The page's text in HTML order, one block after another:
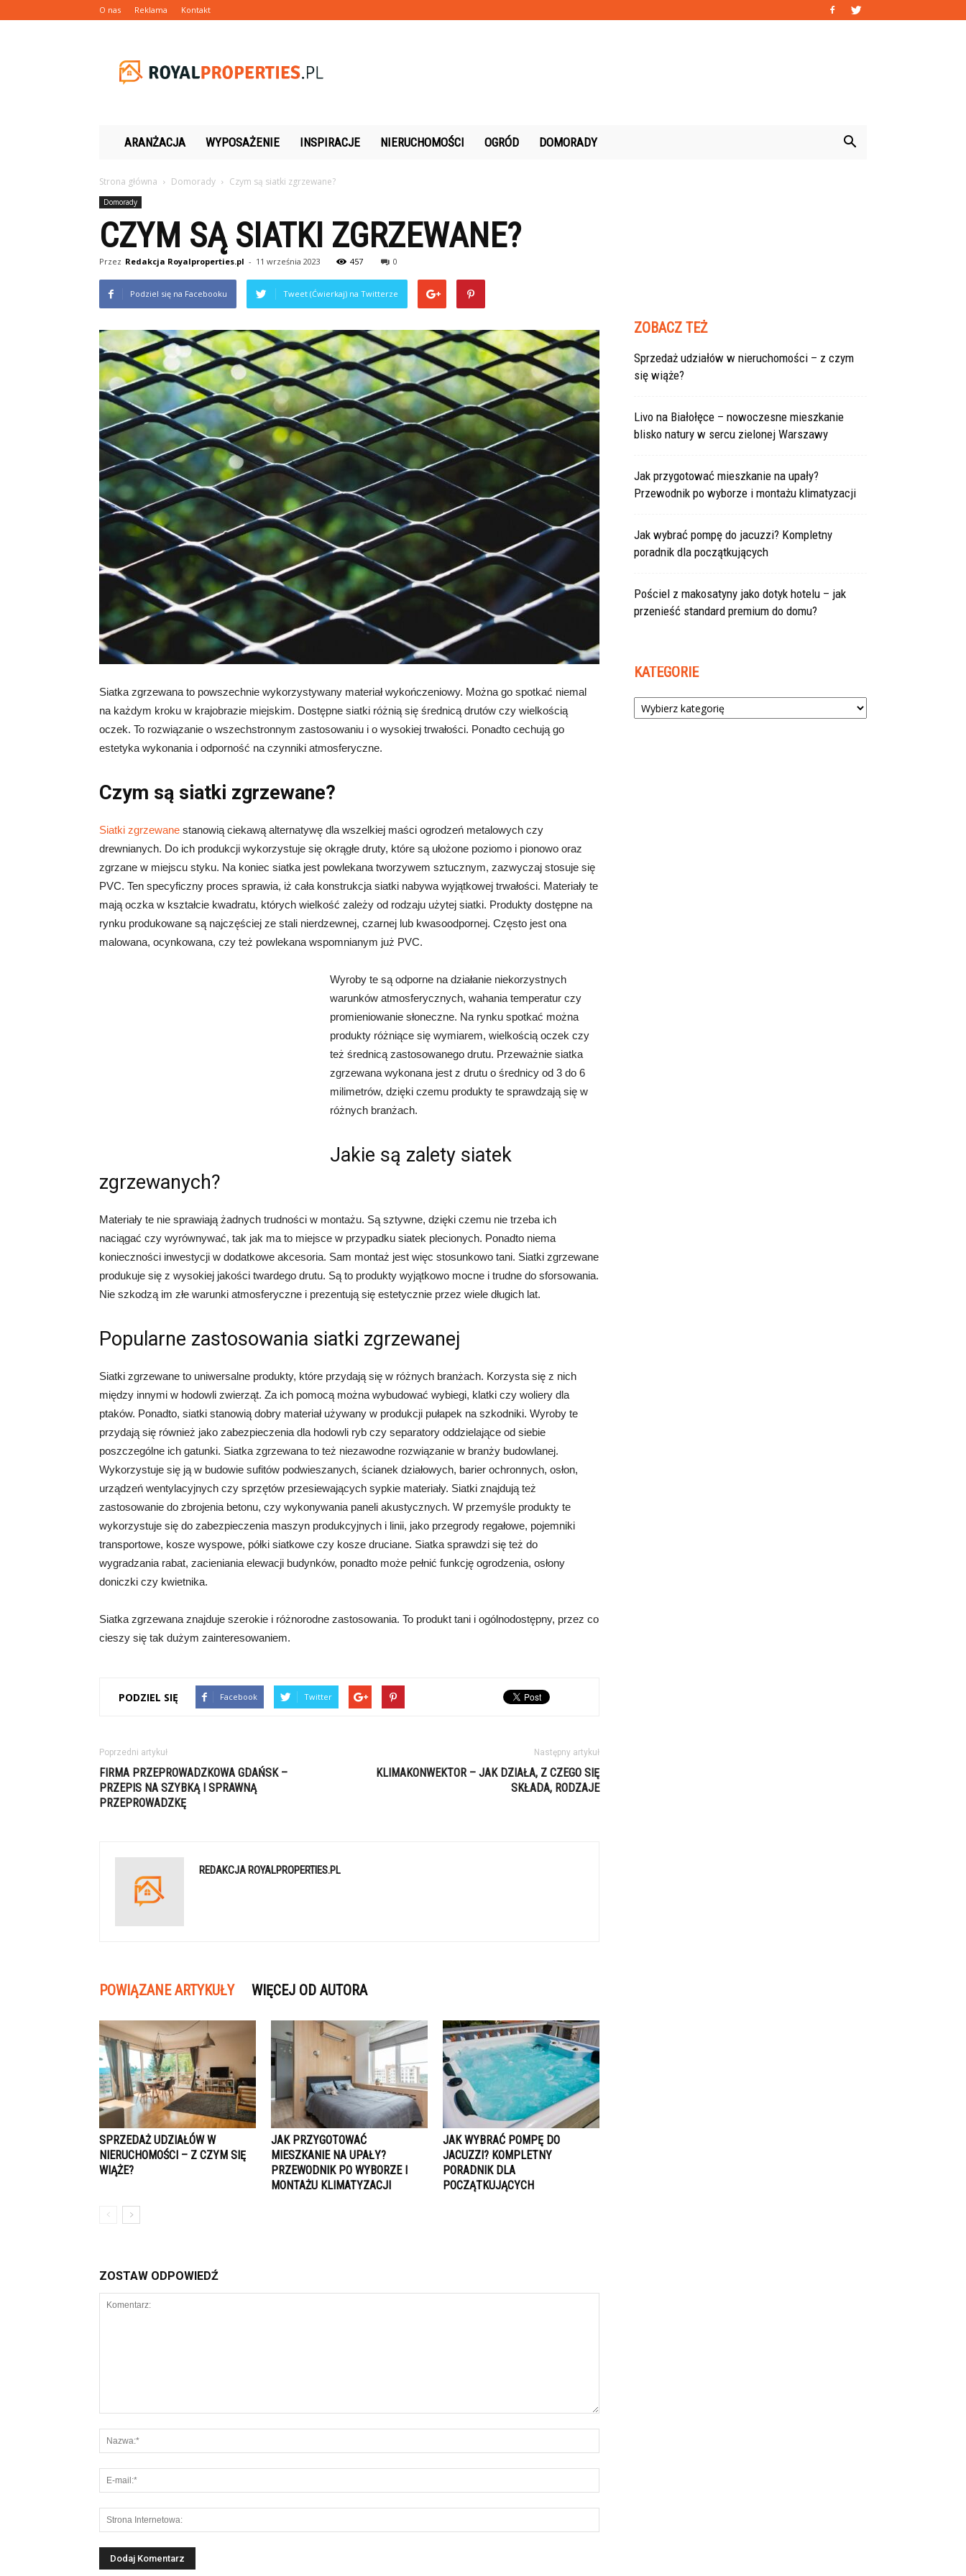
O nas Reklama Kontakt
ARANŻACJA WYPOSAŻENIE INSPIRACJE NIERUCHOMOŚCI OGRÓD DOMORADY
Strona główna Domorady Czym są siatki zgrzewane?
Domorady
CZYM SĄ SIATKI ZGRZEWANE?
Przez Redakcja Royalproperties.pl - 11 września 2023 457 0
Podziel się na Facebooku Tweet (Ćwierkaj) na Twitterze
Siatka zgrzewana to powszechnie wykorzystywany materiał wykończeniowy. Można go spotkać niemal
na każdym kroku w krajobrazie miejskim. Dostępne siatki różnią się średnicą drutów czy wielkością
oczek. To rozwiązanie o wszechstronnym zastosowaniu i o wysokiej trwałości. Ponadto cechują go
estetyka wykonania i odporność na czynniki atmosferyczne.
Czym są siatki zgrzewane?
Siatki zgrzewane stanowią ciekawą alternatywę dla wszelkiej maści ogrodzeń metalowych czy
drewnianych. Do ich produkcji wykorzystuje się okrągłe druty, które są ułożone poziomo i pionowo oraz
zgrzane w miejscu styku. Na koniec siatka jest powlekana tworzywem sztucznym, zazwyczaj stosuje się
PVC. Ten specyficzny proces sprawia, iż cała konstrukcja siatki nabywa wyjątkowej trwałości. Materiały te
mają oczka w kształcie kwadratu, których wielkość zależy od rodzaju użytej siatki. Produkty dostępne na
rynku produkowane są najczęściej ze stali nierdzewnej, czarnej lub kwasoodpornej. Często jest ona
malowana, ocynkowana, czy też powlekana wspomnianym już PVC.
Wyroby te są odporne na działanie niekorzystnych
warunków atmosferycznych, wahania temperatur czy
promieniowanie słoneczne. Na rynku spotkać można
produkty różniące się wymiarem, wielkością oczek czy
też średnicą zastosowanego drutu. Przeważnie siatka
zgrzewana wykonana jest z drutu o średnicy od 3 do 6
milimetrów, dzięki czemu produkty te sprawdzają się w
różnych branżach.
Jakie są zalety siatek
zgrzewanych?
Materiały te nie sprawiają żadnych trudności w montażu. Są sztywne, dzięki czemu nie trzeba ich
naciągać czy wyrównywać, tak jak ma to miejsce w przypadku siatek plecionych. Ponadto niema
konieczności inwestycji w dodatkowe akcesoria. Sam montaż jest więc stosunkowo tani. Siatki zgrzewane
produkuje się z wysokiej jakości twardego drutu. Są to produkty wyjątkowo mocne i trudne do sforsowania.
Nie szkodzą im złe warunki atmosferyczne i prezentują się estetycznie przez wiele długich lat.
Popularne zastosowania siatki zgrzewanej
Siatki zgrzewane to uniwersalne produkty, które przydają się w różnych branżach. Korzysta się z nich
między innymi w hodowli zwierząt. Za ich pomocą można wybudować wybiegi, klatki czy woliery dla
ptaków. Ponadto, siatki stanowią dobry materiał używany w produkcji pułapek na szkodniki. Wyroby te
przydają się również jako zabezpieczenia dla hodowli ryb czy separatory oddzielające od siebie
poszczególne ich gatunki. Siatka zgrzewana to też niezawodne rozwiązanie w branży budowlanej.
Wykorzystuje się ją w budowie sufitów podwieszanych, ścianek działowych, barier ochronnych, osłon,
urządzeń wentylacyjnych czy sprzętów przesiewających sypkie materiały. Siatki znajdują też
zastosowanie do zbrojenia betonu, czy wykonywania paneli akustycznych. W przemyśle produkty te
wykorzystuje się do zabezpieczenia maszyn produkcyjnych i linii, jako przegrody regałowe, pojemniki
transportowe, kosze wyspowe, półki siatkowe czy kosze druciane. Siatka sprawdzi się też do
wygradzania rabat, zacieniania elewacji budynków, ponadto może pełnić funkcję ogrodzenia, osłony
doniczki czy kwietnika.
Siatka zgrzewana znajduje szerokie i różnorodne zastosowania. To produkt tani i ogólnodostępny, przez co
cieszy się tak dużym zainteresowaniem.
PODZIEL SIĘ Facebook Twitter
Poprzedni artykuł
FIRMA PRZEPROWADZKOWA GDAŃSK –
PRZEPIS NA SZYBKĄ I SPRAWNĄ
PRZEPROWADZKĘ
Następny artykuł
KLIMAKONWEKTOR – JAK DZIAŁA, Z CZEGO SIĘ
SKŁADA, RODZAJE
REDAKCJA ROYALPROPERTIES.PL
POWIĄZANE ARTYKUŁY WIĘCEJ OD AUTORA
SPRZEDAŻ UDZIAŁÓW W
NIERUCHOMOŚCI – Z CZYM SIĘ
WIĄŻE?
JAK PRZYGOTOWAĆ
MIESZKANIE NA UPAŁY?
PRZEWODNIK PO WYBORZE I
MONTAŻU KLIMATYZACJI
JAK WYBRAĆ POMPĘ DO
JACUZZI? KOMPLETNY
PORADNIK DLA
POCZĄTKUJĄCYCH
ZOSTAW ODPOWIEDŹ
ZOBACZ TEŻ
Sprzedaż udziałów w nieruchomości – z czym
się wiąże?
Livo na Białołęce – nowoczesne mieszkanie
blisko natury w sercu zielonej Warszawy
Jak przygotować mieszkanie na upały?
Przewodnik po wyborze i montażu klimatyzacji
Jak wybrać pompę do jacuzzi? Kompletny
poradnik dla początkujących
Pościel z makosatyny jako dotyk hotelu – jak
przenieść standard premium do domu?
KATEGORIE
Kategorie